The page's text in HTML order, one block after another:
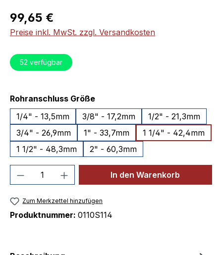
Regulärer Preis:
99,65 €
Preise inkl. MwSt. zzgl. Versandkosten
52 verfügbar
Rohranschluss Größeauswählen
1/4" - 13,5mm
3/8" - 17,2mm
1/2" - 21,3mm
3/4" - 26,9mm
1" - 33,7mm
1 1/4" - 42,4mm
1 1/2" - 48,3mm
2" - 60,3mm
Produkt Anzahl: Gib denIn den Warenkorb
Zum Merkzettel hinzufügen
Produktnummer: 0110S114